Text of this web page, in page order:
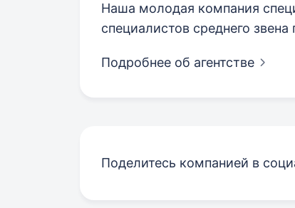
Наша молодая компания
специалистов среднего звена
Подробнее об агентстве
Поделитесь компанией в